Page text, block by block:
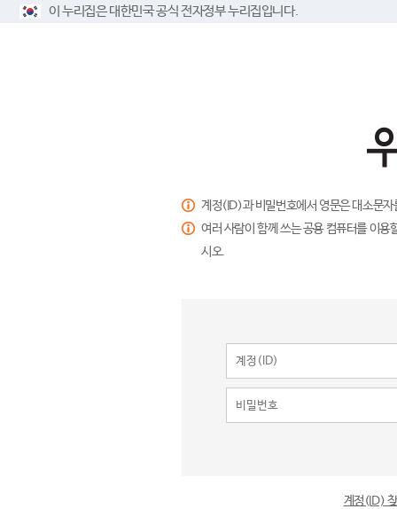
이 누리집은 대한민국 공식 전자정부 누리집입니다.
계정(ID)과 비밀번호에서 영문은 대소문
여러 사람이 함께 쓰는 공용 컴퓨터를 이
시오.
계정(ID)